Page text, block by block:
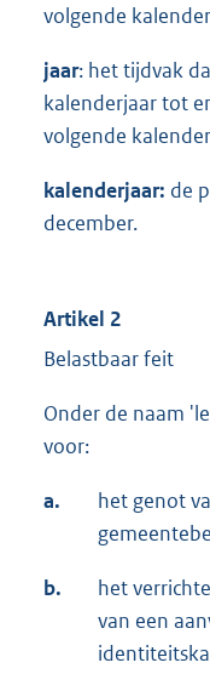
volgende
jaar: het tijdvak
kalenderjaar tot
volgende
kalenderjaar: de
december.
Artikel 2
Belastbaar feit
Onder de naam
voor:
a.
het genot
b.
het
van een